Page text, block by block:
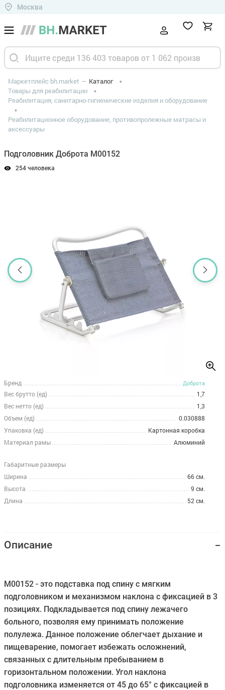
Москва
Маркетплейс bh.market
Каталог
Товары для реабилитации
Реабилитация, санитарно-гигиенические изделия и оборудование
Реабилитационное оборудование, противопролежные матрасы и
аксессуары
Подголовник Доброта M00152
254 человека
Бренд Доброта
Вес брутто (ед)
1,7
Вес нетто (ед)
1,3
Объем (ед)
0.030888
Упаковка (ед)
Картонная коробка
Материал рамы
Алюминий
Габаритные размеры
Ширина
66 см.
Высота
9 см.
Длина
52 см.
Описание
M00152 - это подставка под спину с мягким
подголовником и механизмом наклона с фиксацией в 3
позициях. Подкладывается под спину лежачего
больного, позволяя ему принимать положение
полулежа. Данное положение облегчает дыхание и
пищеварение, помогает избежать осложнений,
связанных с длительным пребыванием в
горизонтальном положении. Угол наклона
подголовника изменяется от 45 до 65° с фиксацией в